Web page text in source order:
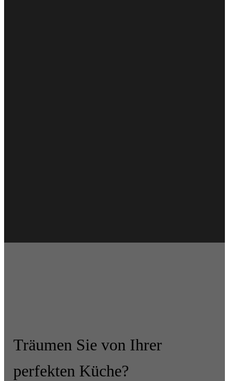
Träumen Sie von Ihrer
perfekten Küche?